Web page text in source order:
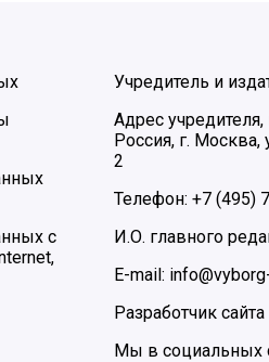
с
Учредитель и
Адрес
Россия, г.
2
Телефон: +7 (495)
И.О. главного
E-mail:
Разработчик сайта
Мы в социальных